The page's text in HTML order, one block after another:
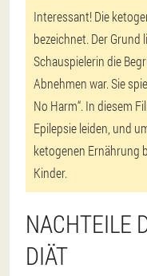
Interessant! Die
bezeichnet. Der
Schauspielerin die
Abnehmen war. Sie
No Harm“. In diesem
Epilepsie leiden, und
ketogenen Ernährung
Kinder.
NACHTEILE
DIÄT